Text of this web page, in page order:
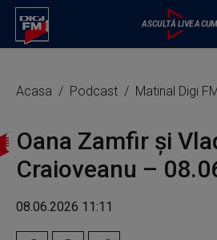
Acasa Podcast Matinal Digi
Oana Zamfir și
Craioveanu –
08.06.2026 11:11